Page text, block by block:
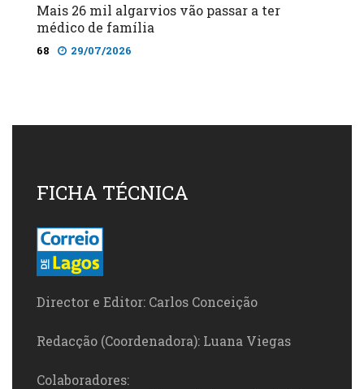
Mais 26 mil algarvios vão passar a ter
médico de família
68 29/07/2026
FICHA TÉCNICA
Director e Editor: Carlos Conceição
Redacção (Coordenadora): Luana Viegas
Colaboradores: